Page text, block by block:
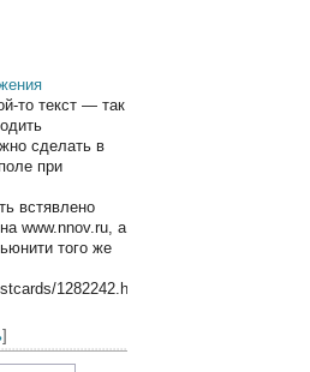
то текст — так
сделать в
при
встявлено
www.nnov.ru, а
того же
1282242.html}}
]